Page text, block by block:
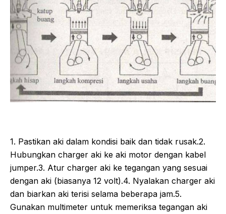
1. Pastikan aki dalam kondisi baik dan tidak rusak.2.
Hubungkan charger aki ke aki motor dengan kabel
jumper.3. Atur charger aki ke tegangan yang sesuai
dengan aki (biasanya 12 volt).4. Nyalakan charger aki
dan biarkan aki terisi selama beberapa jam.5.
Gunakan multimeter untuk memeriksa tegangan aki